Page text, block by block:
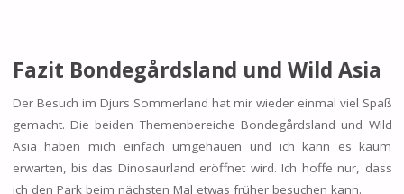
Fazit Bondegårdsland und Wild Asia
Der Besuch im Djurs Sommerland hat mir wieder einmal viel Spaß
gemacht. Die beiden Themenbereiche Bondegårdsland und Wild
Asia haben mich einfach umgehauen und ich kann es kaum
erwarten, bis das Dinosaurland eröffnet wird. Ich hoffe nur, dass
ich den Park beim nächsten Mal etwas früher besuchen kann.